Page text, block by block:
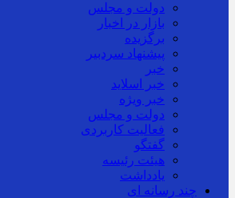
دولت و مجلس
بازار در اخبار
برگزیده
پیشنهاد سردبیر
خبر
خبر اسلايد
خبر ویژه
دولت و مجلس
فعالیت کاربردی
گفتگو
هیئت رئیسه
یادداشت
چند رسانه ای